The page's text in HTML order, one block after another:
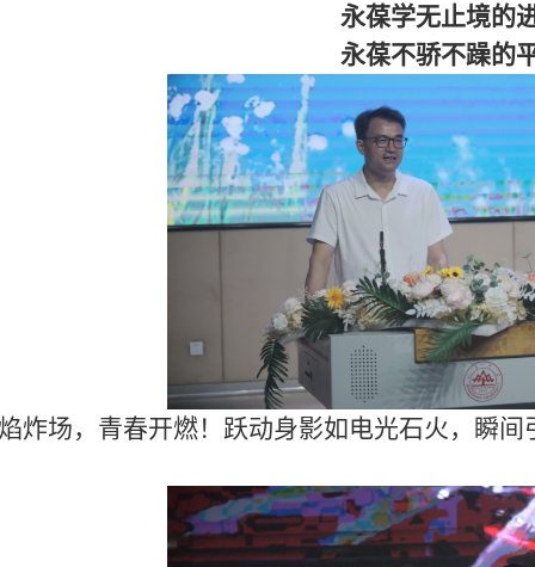
永葆学无止境的
永葆不骄不躁的
炸场，青春开燃！跃动身影如电光石火，瞬间